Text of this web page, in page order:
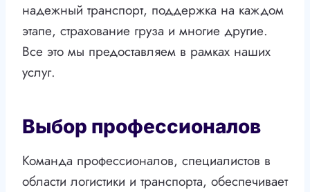
надежный транспорт, поддержка на каждом
этапе, страхование груза и многие другие.
Все это мы предоставляем в рамках наших
услуг.
Выбор профессионалов
Команда профессионалов, специалистов в
области логистики и транспорта, обеспечивает